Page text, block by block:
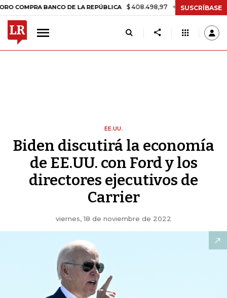
BANCO DE LA REPÚBLICA $ 408.498,97 +$ 8.753,81 +2,19%
SUSCRÍBASE
EE.UU.
Biden discutirá la economía
de EE.UU. con Ford y los
directores ejecutivos de
Carrier
viernes, 18 de noviembre de 2022